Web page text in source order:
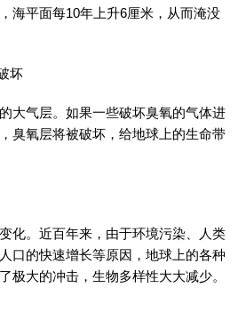
海平面每10年上升6厘米，从而淹没
坏
气层。如果一些破坏臭氧的气体进
臭氧层将被破坏，给地球上的生命带
。近百年来，由于环境污染、人类
口的快速增长等原因，地球上的各种
极大的冲击，生物多样性大大减少。